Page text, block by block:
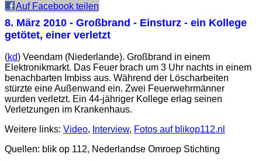
Auf Facebook teilen
8. März 2010 - Großbrand - Einsturz - ein Kollege
getötet, einer verletzt
(kd) Veendam (Niederlande). Großbrand in einem
Elektronikmarkt. Das Feuer brach um 3 Uhr nachts in einem
benachbarten Imbiss aus. Während der Löscharbeiten
stürzte eine Außenwand ein. Zwei Feuerwehrmänner
wurden verletzt. Ein 44-jähriger Kollege erlag seinen
Verletzungen im Krankenhaus.
Weitere links: Video, Interview, Fotos auf blikop112.nl
Quellen: blik op 112, Nederlandse Omroep Stichting